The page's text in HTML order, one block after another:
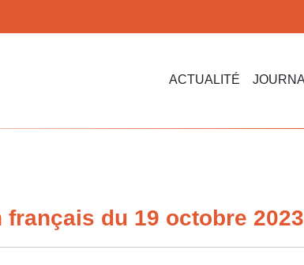
ACTUALITÉ
français du 19 octobre 2023